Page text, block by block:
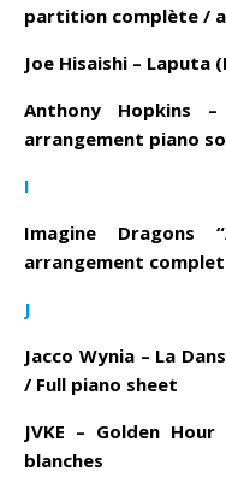
partition complète /
Joe Hisaishi – Laputa
Anthony Hopkins
arrangement piano
I
Imagine Dragons
arrangement
J
Jacco Wynia – La
/ Full piano sheet
JVKE – Golden
blanches